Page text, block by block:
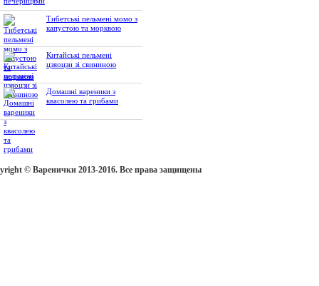
Тибетські пельмені момо з
капустою та морквою
Китайські пельмені
цзяоцзи зі свининою
Домашні вареники з
квасолею та грибами
© Варенички 2013-2016. Все права защищены